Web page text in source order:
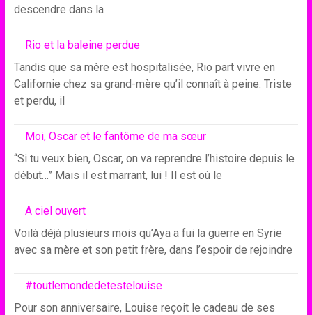
descendre dans la
Rio et la baleine perdue
Tandis que sa mère est hospitalisée, Rio part vivre en
Californie chez sa grand-mère qu’il connaît à peine. Triste
et perdu, il
Moi, Oscar et le fantôme de ma sœur
“Si tu veux bien, Oscar, on va reprendre l’histoire depuis le
début…” Mais il est marrant, lui ! Il est où le
A ciel ouvert
Voilà déjà plusieurs mois qu’Aya a fui la guerre en Syrie
avec sa mère et son petit frère, dans l’espoir de rejoindre
#toutlemondedetestelouise
Pour son anniversaire, Louise reçoit le cadeau de ses